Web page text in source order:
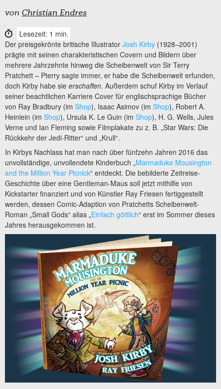
von Christian Endres
Lesezeit: 1 min.
Der preisgekrönte britische Illustrator Josh Kirby (1928–2001)
prägte mit seinen charakteristischen Covern und Bildern über
mehrere Jahrzehnte hinweg die Scheibenwelt von Sir Terry
Pratchett – Pterry sagte immer, er habe die Scheibenwelt erfunden,
doch Kirby habe sie erschaffen. Außerdem schuf Kirby im Verlauf
seiner beachtlichen Karriere Cover für englischsprachige Bücher
von Ray Bradbury (im Shop), Isaac Asimov (im Shop), Robert A.
Heinlein (im Shop), Ursula K. Le Guin (im Shop), H. G. Wells, Jules
Verne und Ian Fleming sowie Filmplakate zu z. B. „Star Wars: Die
Rückkehr der Jedi-Ritter“ und „Krull“.
In Kirbys Nachlass hat man nach über fünfzehn Jahren 2016 das
unvollständige, unvollendete Kinderbuch „Marmaduke Mousington
and the Million Year Picnick“ entdeckt. Die bebilderte Zeitreise-
Geschichte über eine Gentleman-Maus soll jetzt mithilfe von
Kickstarter finanziert und von Künstler Ray Friesen fertiggestellt
werden, dessen Comic-Adaption von Pratchetts Scheibenwelt-
Roman „Small Gods“ alias „Einfach göttlich“ erst im Sommer dieses
Jahres herausgekommen ist.